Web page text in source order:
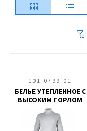
101-0799-01
БЕЛЬЕ УТЕПЛЕННОЕ С
ВЫСОКИМ ГОРЛОМ